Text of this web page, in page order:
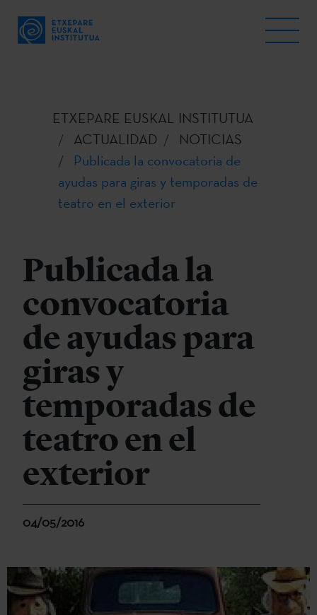
ETXEPARE EUSKAL INSTITUTUA
ACTUALIDAD
NOTICIAS
Publicada la convocatoria de
ayudas para giras y temporadas de
teatro en el exterior
Publicada la
convocatoria
de ayudas para
giras y
temporadas de
teatro en el
exterior
04/05/2016